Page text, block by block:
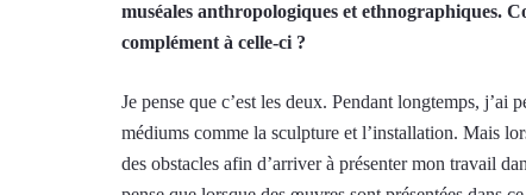
muséales anthropologiques et ethnographiques.
complément à celle-ci ?
Je pense que c’est les deux. Pendant longtemps, j’ai
médiums comme la sculpture et l’installation. Mais
des obstacles afin d’arriver à présenter mon travail